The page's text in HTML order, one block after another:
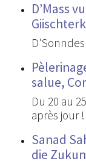
D’Mass
salue,
Du 20 au
après jour !
Sanad
die